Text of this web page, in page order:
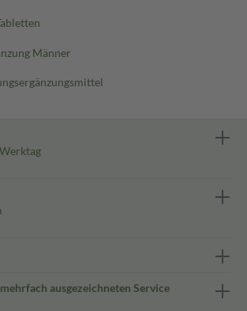
Männer
ausgezeichneten Service